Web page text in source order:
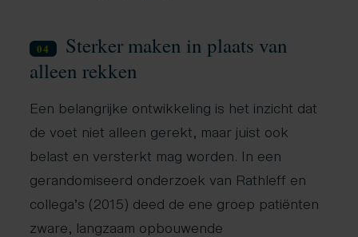
04
Sterker maken in plaats van
alleen rekken
Een belangrijke ontwikkeling is het inzicht dat
de voet niet alleen gerekt, maar juist ook
belast en versterkt mag worden. In een
gerandomiseerd onderzoek van Rathleff en
collega’s (2015) deed de ene groep patiënten
zware, langzaam opbouwende